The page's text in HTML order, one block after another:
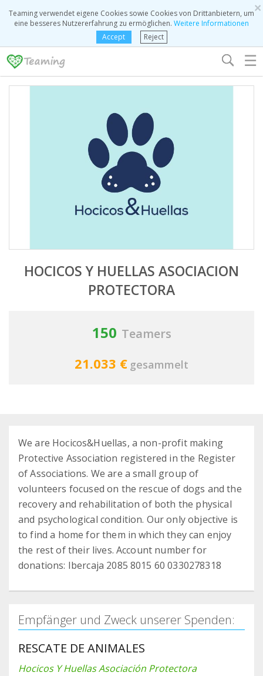
×
Teaming verwendet eigene Cookies sowie Cookies von Drittanbietern, um
eine besseres Nutzererfahrung zu ermöglichen. Weitere Informationen
Accept
Reject
☰
HOCICOS Y HUELLAS ASOCIACION
PROTECTORA
150 Teamers
21.033 € gesammelt
We are Hocicos&Huellas, a non-profit making
Protective Association registered in the Register
of Associations. We are a small group of
volunteers focused on the rescue of dogs and the
recovery and rehabilitation of both the physical
and psychological condition. Our only objective is
to find a home for them in which they can enjoy
the rest of their lives. Account number for
donations: Ibercaja 2085 8015 60 0330278318
Empfänger und Zweck unserer Spenden:
RESCATE DE ANIMALES
Hocicos Y Huellas Asociación Protectora